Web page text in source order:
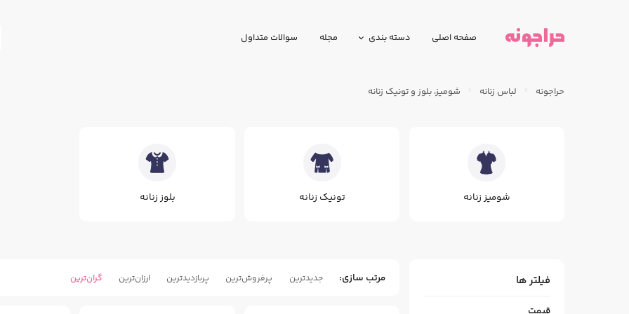
صفحه اصلی دسته بندی مجله سوالات متداول
حراجونه لباس زنانه شومیز، بلوز و تونیک زنانه
شومیز زنانه تونیک زنانه بلوز زنانه
فیلتر ها
قیمت
مرتب سازی جدیدترین پرفروش‌ترین پربازدید‌ترین ارزان‌ترین گران‌ترین